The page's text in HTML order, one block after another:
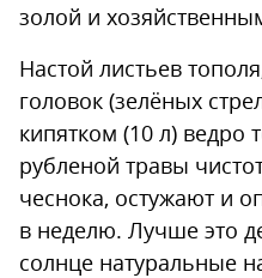
золой и
Настой листьев
головок (зелёных
кипятком (10 л) ведро
рубленой травы
чеснока, остужают и
в неделю. Лучше это
солнце натуральные